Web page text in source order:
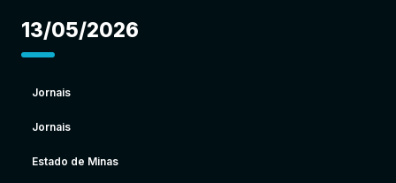
13/05/2026
Jornais
Jornais
Estado de Minas